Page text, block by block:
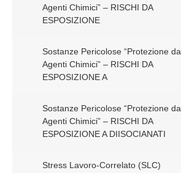
Agenti Chimici” – RISCHI DA
ESPOSIZIONE
Sostanze Pericolose “Protezione da
Agenti Chimici” – RISCHI DA
ESPOSIZIONE A
Sostanze Pericolose “Protezione da
Agenti Chimici” – RISCHI DA
ESPOSIZIONE A DIISOCIANATI
Stress Lavoro-Correlato (SLC)